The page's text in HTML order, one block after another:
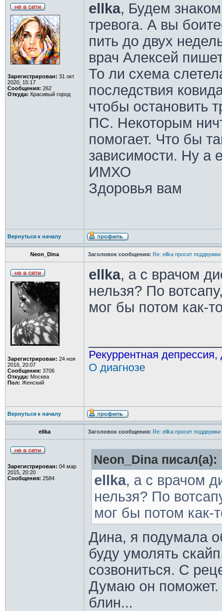
Зарегистрирован: 31 окт
2020, 15:17
Сообщения: 262
Откуда: Красивый город
ellka, Будем
тревога. А вы
пить до двух
врач Алексей
То ли схема
последствия
чтобы остановить
ПС. Некоторым
помогает. Что бы
зависимости. Ну а
ИМХО
Здоровья вам
Вернуться к началу
Neon_Dina Заголовок сообщения: Re: ellka просит поддержки
Зарегистрирован: 24 ноя
2016, 20:07
Сообщения: 3706
Откуда: Москва
Пол: Женский
ellka, а с врачом
нельзя? По
мог бы потом как-
Рекуррентная
О диагнозе
Вернуться к началу
ellka Заголовок сообщения: Re: ellka просит поддержки
Зарегистрирован: 04 мар
2015, 20:20
Сообщения: 2584
Neon_Dina писал(а):
ellka, а с врачом
нельзя? По
мог бы потом как-
Дина, я подумала
буду умолять
созвониться. С
Думаю он
блин...